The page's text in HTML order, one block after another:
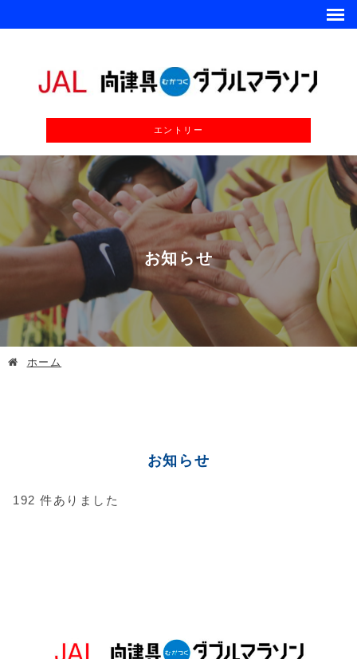
エントリー
お知らせ
ホーム
お知らせ
192 件ありました